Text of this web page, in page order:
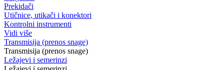
Prekidači
Utičnice, utikači i konektori
Kontrolni instrumenti
Vidi više
Transmisija (prenos snage)
Transmisija (prenos snage)
Ležajevi i semerinzi